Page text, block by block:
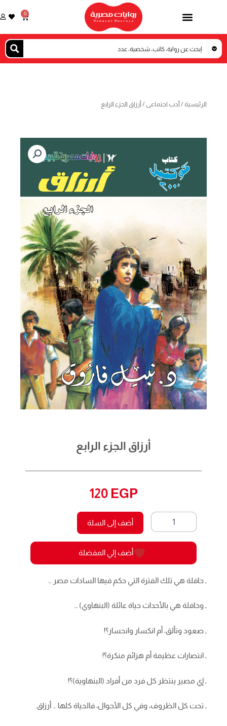
0
Cart
الرئيسية/أدب اجتماعى / أرزاق الجزء الرابع
أرزاق الجزء الرابع
120 EGP
كمية
أرزاق
الرابع
أضف إلى السلة
أضف إلي المفضلة
ـ حافلة هي تلك الفترة التي حكم فيها السادات مصر …
ـ وحافلة هي بالأحداث حياة عائلة (البنهاوي) …
ـ صعود وتألق، أم انكسار وانحسار؟!
ـ انتصارات عظيمة أم هزائم منكرة؟!
ـ إي مصير ينتظر كل فرد من أفراد (البنهاوية)؟!
ـ تحت كل الظروف، وفي كل الأحوال، فالحياة كلها … أرزاق.